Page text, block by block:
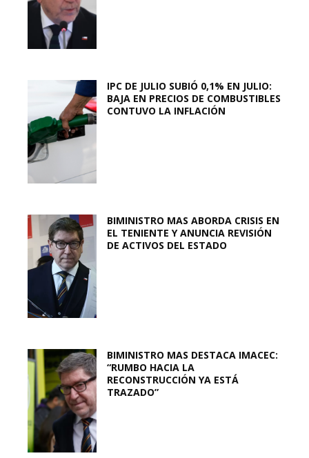
IPC DE JULIO SUBIÓ 0,1% EN JULIO:
BAJA EN PRECIOS DE COMBUSTIBLES
CONTUVO LA INFLACIÓN
BIMINISTRO MAS ABORDA CRISIS EN
EL TENIENTE Y ANUNCIA REVISIÓN
DE ACTIVOS DEL ESTADO
BIMINISTRO MAS DESTACA IMACEC:
“RUMBO HACIA LA
RECONSTRUCCIÓN YA ESTÁ
TRAZADO”